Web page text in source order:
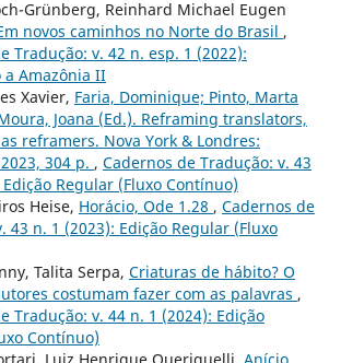
Grünberg, Reinhard Michael Eugen
novos caminhos no Norte do Brasil ,
Tradução: v. 42 n. esp. 1 (2022):
Amazônia II
Xavier, Faria, Dominique; Pinto, Marta
Joana (Ed.). Reframing translators,
reframers. Nova York & Londres:
304 p. , Cadernos de Tradução: v. 43
Regular (Fluxo Contínuo)
Heise, Horácio, Ode 1.28 , Cadernos de
43 n. 1 (2023): Edição Regular (Fluxo
Talita Serpa, Criaturas de hábito? O
costumam fazer com as palavras ,
Tradução: v. 44 n. 1 (2024): Edição
Contínuo)
Luiz Henrique Queriquelli, Anício